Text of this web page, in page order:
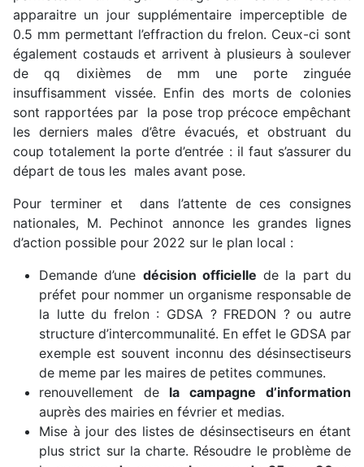
apparaitre un jour supplémentaire imperceptible de
0.5 mm permettant l’effraction du frelon. Ceux-ci sont
également costauds et arrivent à plusieurs à soulever
de qq dixièmes de mm une porte zinguée
insuffisamment vissée. Enfin des morts de colonies
sont rapportées par la pose trop précoce empêchant
les derniers males d’être évacués, et obstruant du
coup totalement la porte d’entrée : il faut s’assurer du
départ de tous les males avant pose.
Pour terminer et dans l’attente de ces consignes
nationales, M. Pechinot annonce les grandes lignes
d’action possible pour 2022 sur le plan local :
Demande d’une décision officielle de la part du
préfet pour nommer un organisme responsable de
la lutte du frelon : GDSA ? FREDON ? ou autre
structure d’intercommunalité. En effet le GDSA par
exemple est souvent inconnu des désinsectiseurs
de meme par les maires de petites communes.
renouvellement de la campagne d’information
auprès des mairies en février et medias.
Mise à jour des listes de désinsectiseurs en étant
plus strict sur la charte. Résoudre le problème de